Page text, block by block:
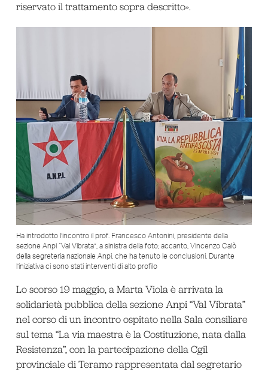
riservato il trattamento sopra descritto».
Ha introdotto l’incontro il prof. Francesco Antonini, presidente della
sezione Anpi “Val Vibrata”, a sinistra della foto; accanto, Vincenzo Calò
della segreteria nazionale Anpi, che ha tenuto le conclusioni. Durante
l’iniziativa ci sono stati interventi di alto profilo
Lo scorso 19 maggio, a Marta Viola è arrivata la
solidarietà pubblica della sezione Anpi “Val Vibrata”
nel corso di un incontro ospitato nella Sala consiliare
sul tema “La via maestra è la Costituzione, nata dalla
Resistenza”, con la partecipazione della Cgil
provinciale di Teramo rappresentata dal segretario